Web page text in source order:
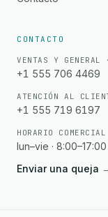
CONTACTO
VENTAS Y GENERAL
+1 555 706 4469
ATENCIÓN AL
+1 555 719 6197
HORARIO COMERCIAL
lun–vie · 8:00–17:00
Enviar una queja